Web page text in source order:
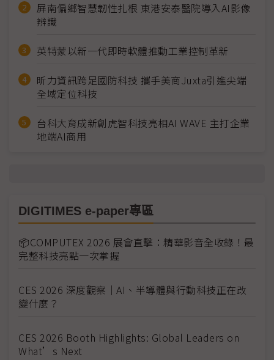
屏南偏鄉智慧韌性扎根 東港安泰醫院導入AI影像
辨識
英特蒙以新一代即時軟體推動工業控制革新
昕力資訊跨足國防科技 攜手美商Juxta引進尖端
全域定位科技
台科大育成新創虎智科技亮相AI WAVE 主打企業
地端AI商用
DIGITIMES e-paper專區
📦COMPUTEX 2026 展會直擊：精華影音全收錄！最
完整科技亮點一次掌握
CES 2026 深度觀察｜AI、半導體與行動科技正在改
變什麼？
CES 2026 Booth Highlights: Global Leaders on
What’s Next